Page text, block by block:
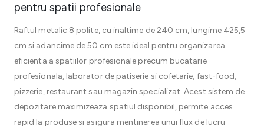
pentru spatii profesionale
Raftul metalic 8 polite, cu inaltime de 240 cm, lungime 425,5
cm si adancime de 50 cm este ideal pentru organizarea
eficienta a spatiilor profesionale precum bucatarie
profesionala, laborator de patiserie si cofetarie, fast-food,
pizzerie, restaurant sau magazin specializat. Acest sistem de
depozitare maximizeaza spatiul disponibil, permite acces
rapid la produse si asigura mentinerea unui flux de lucru